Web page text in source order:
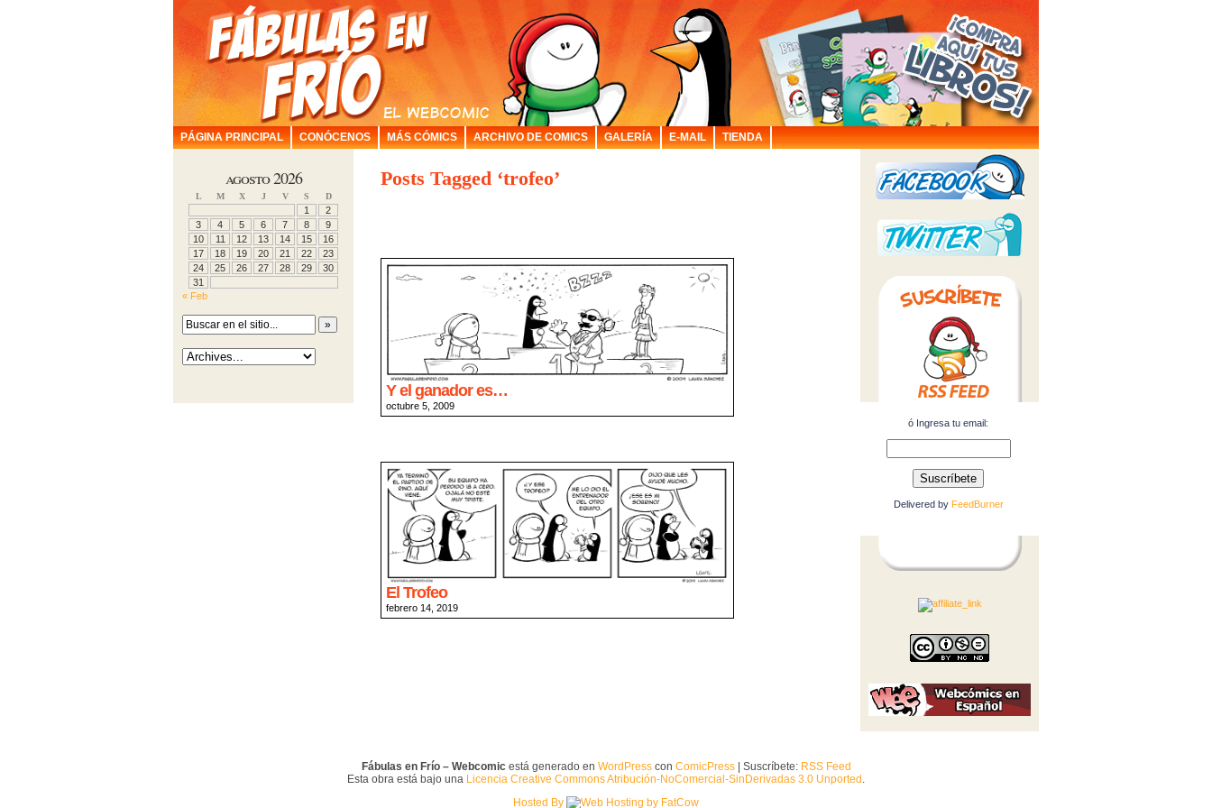
PÁGINA PRINCIPAL CONÓCENOS MÁS CÓMICS ARCHIVO DE COMICS GALERÍA E-MAIL TIENDA
agosto 2026
L M X J V S D
1
2
3
4 5 6 7 8
9
10
11 12 13 14 15
16
17
18 19 20 21 22
23
24
25 26 27 28 29
30
31
« Feb
Posts Tagged ‘trofeo’
Y el ganador es…
octubre 5, 2009
El Trofeo
febrero 14, 2019
ó Ingresa tu email:
Delivered by FeedBurner
Fábulas en Frío – Webcomicestá generado en WordPresscon ComicPress| Suscríbete: RSS Feed
Esta obra está bajo una Licencia Creative Commons Atribución-NoComercial-SinDerivadas 3.0 Unported .
Hosted By